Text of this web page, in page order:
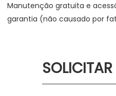
Manutenção gratuita e
garantia (não causado por